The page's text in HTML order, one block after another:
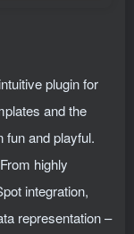
plugin for
and the
fun and playful.
highly
integration,
representation –